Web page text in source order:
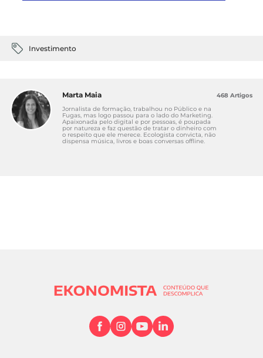
Investimento
Marta Maia
Jornalista de formação, trabalhou no Público e na
Fugas, mas logo passou para o lado do Marketing.
Apaixonada pelo digital e por pessoas, é poupada
por natureza e faz questão de tratar o dinheiro com
o respeito que ele merece. Ecologista convicta, não
dispensa música, livros e boas conversas offline.
468 Artigos